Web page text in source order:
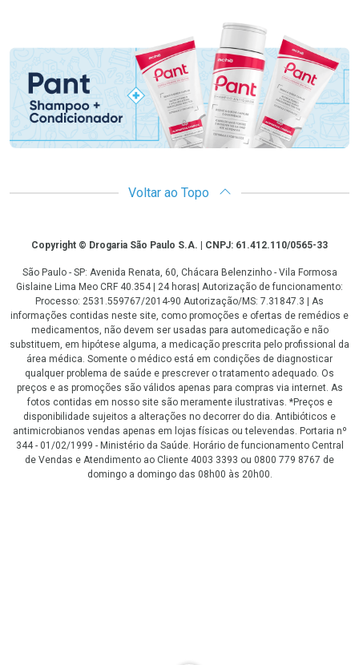
Promoção em Destaque
Voltar ao Topo
CopyrightCopyright © Drogaria São Paulo S.A. | CNPJ: 61.412.110/0565-33
São Paulo - SP: Avenida Renata, 60, Chácara Belenzinho - Vila Formosa
Gislaine Lima Meo CRF 40.354 | 24 horas| Autorização de funcionamento:
Processo: 2531.559767/2014-90 Autorização/MS: 7.31847.3 | As
informações contidas neste site, como promoções e ofertas de remédios e
medicamentos, não devem ser usadas para automedicação e não
substituem, em hipótese alguma, a medicação prescrita pelo profissional da
área médica. Somente o médico está em condições de diagnosticar
qualquer problema de saúde e prescrever o tratamento adequado. Os
preços e as promoções são válidos apenas para compras via internet. As
fotos contidas em nosso site são meramente ilustrativas. *Preços e
disponibilidade sujeitos a alterações no decorrer do dia. Antibióticos e
antimicrobianos vendas apenas em lojas físicas ou televendas. Portaria nº
344 - 01/02/1999 - Ministério da Saúde. Horário de funcionamento Central
de Vendas e Atendimento ao Cliente 4003 3393 ou 0800 779 8767 de
domingo a domingo das 08h00 às 20h00.